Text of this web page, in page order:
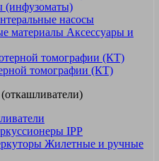
(инфузоматы)
насосы
Аксессуары и
томографии (КТ)
IPP
Жилетные и ручные